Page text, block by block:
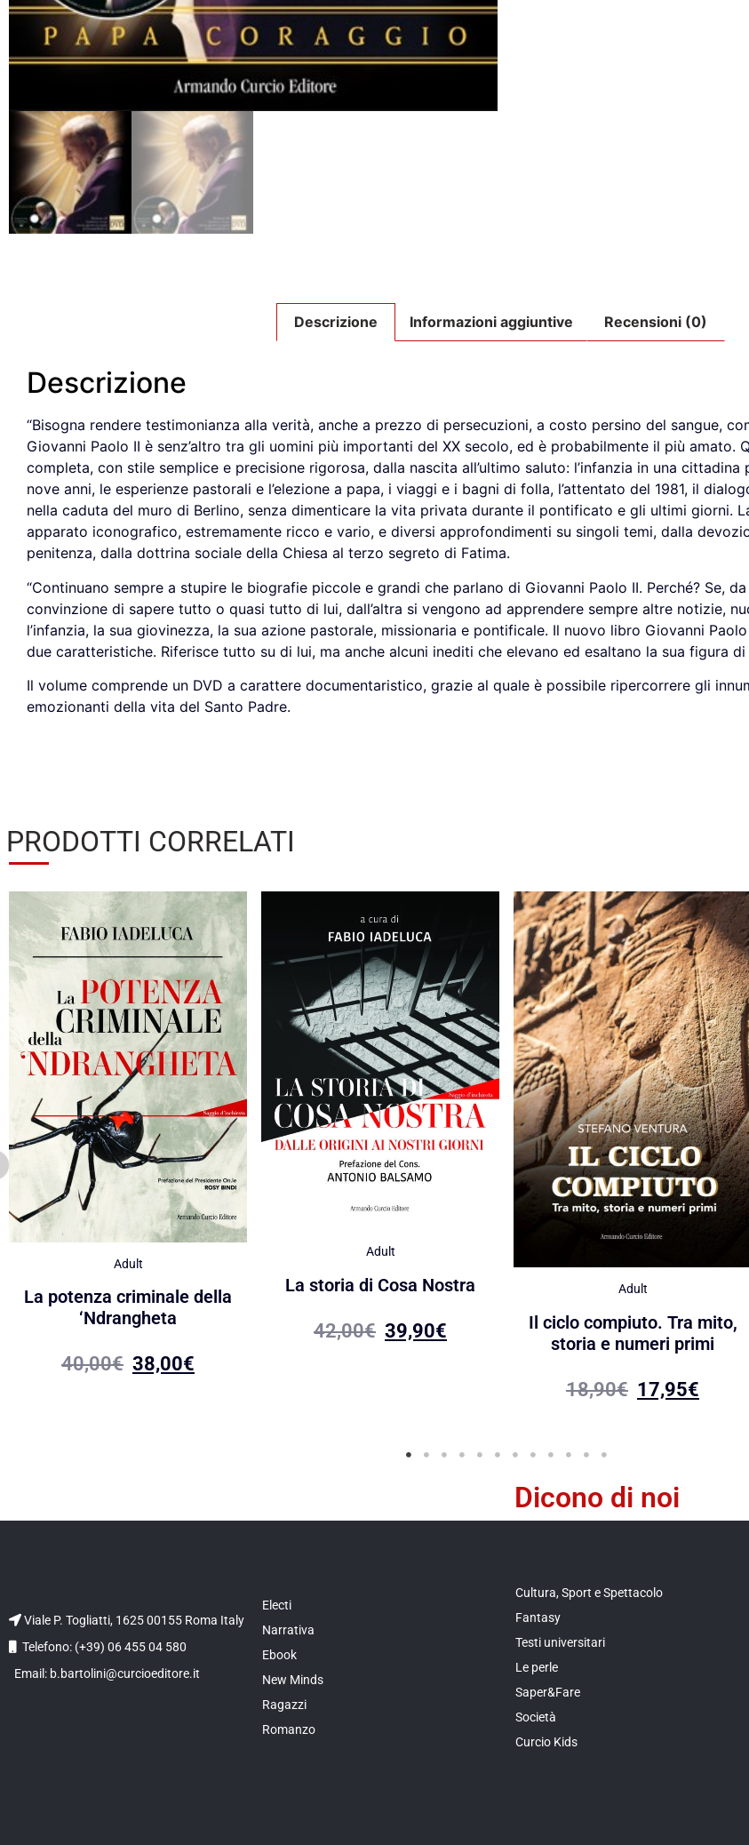
Descrizione Informazioni aggiuntive Recensioni (0)
Descrizione
“Bisogna rendere testimonianza alla verità, anche a prezzo di persecuzioni, a costo persino del sangue,
Giovanni Paolo II è senz’altro tra gli uomini più importanti del XX secolo, ed è probabilmente il più amato.
completa, con stile semplice e precisione rigorosa, dalla nascita all’ultimo saluto: l’infanzia in una
nove anni, le esperienze pastorali e l’elezione a papa, i viaggi e i bagni di folla, l’attentato del 1981, il
nella caduta del muro di Berlino, senza dimenticare la vita privata durante il pontificato e gli ultimi giorni.
apparato iconografico, estremamente ricco e vario, e diversi approfondimenti su singoli temi, dalla
penitenza, dalla dottrina sociale della Chiesa al terzo segreto di Fatima.
“Continuano sempre a stupire le biografie piccole e grandi che parlano di Giovanni Paolo II. Perché? Se,
convinzione di sapere tutto o quasi tutto di lui, dall’altra si vengono ad apprendere sempre altre notizie,
l’infanzia, la sua giovinezza, la sua azione pastorale, missionaria e pontificale. Il nuovo libro Giovanni
due caratteristiche. Riferisce tutto su di lui, ma anche alcuni inediti che elevano ed esaltano la sua figura di
Il volume comprende un DVD a carattere documentaristico, grazie al quale è possibile ripercorrere gli
emozionanti della vita del Santo Padre.
PRODOTTI CORRELATI
Adult
La potenza criminale della
‘Ndrangheta
40,00€ 38,00€
Adult
La storia di Cosa Nostra
42,00€ 39,90€
Adult
Il ciclo compiuto. Tra mito,
storia e numeri primi
18,90€ 17,95€
Dicono di noi
Viale P. Togliatti, 1625 00155 Roma Italy
Telefono: (+39) 06 455 04 580
Email: b.bartolini@curcioeditore.it
Electi
Narrativa
Ebook
New Minds
Ragazzi
Romanzo
Cultura, Sport e Spettacolo
Fantasy
Testi universitari
Le perle
Saper&Fare
Società
Curcio Kids